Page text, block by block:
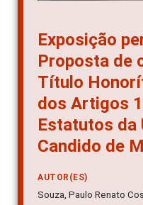
Exposição
Proposta de
Título
dos Artigos
Estatutos da
Candido de
AUTOR(ES)
Souza, Paulo Renato